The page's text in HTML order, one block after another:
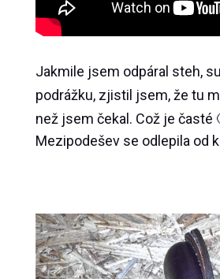
Jakmile jsem odpáral steh,
podrážku, zjistil jsem, že tu
než jsem čekal. Což je časté
Mezipodešev se odlepila od